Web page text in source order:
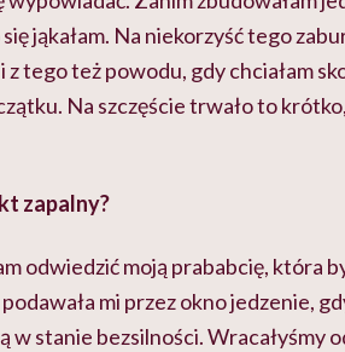
jąkałam. Na niekorzyść tego
tego też powodu, gdy chciałam
Na szczęście trwało to
zapalny?
odwiedzić moją prababcię, która
mi przez okno jedzenie,
w stanie bezsilności. Wracałyśmy